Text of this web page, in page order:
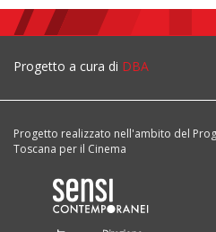
Progetto a cura di DBA
Progetto realizzato nell'ambito del
Toscana per il Cinema